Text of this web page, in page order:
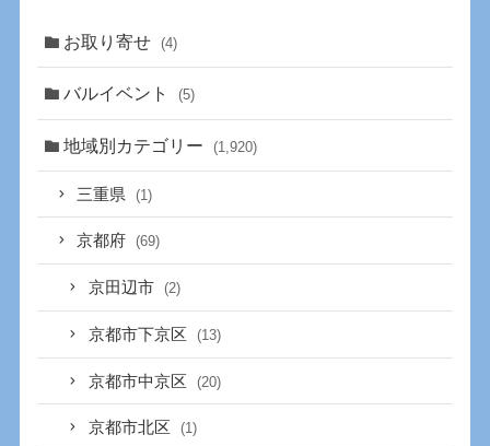
お取り寄せ (4)
バルイベント (5)
地域別カテゴリー (1,920)
三重県 (1)
京都府 (69)
京田辺市 (2)
京都市下京区 (13)
京都市中京区 (20)
京都市北区 (1)